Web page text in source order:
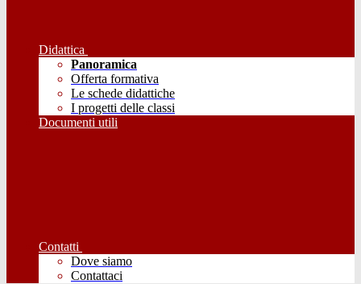
Didattica
Panoramica
Offerta formativa
Le schede didattiche
I progetti delle classi
Documenti utili
Contatti
Dove siamo
Contattaci